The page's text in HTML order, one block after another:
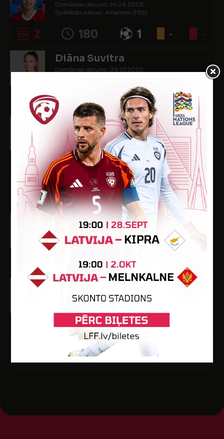
Dzimšanas datums: 24.09.2003.
Spēlētāja statuss: Amatieris (FSS)
2 180 1 - -
Diāna Suvitra
Dzimšanas datums: 09.01.2002.
- - - -
Marina Teļukeviča
Dzimšanas datums: 19.09.2005.
Spēlētāja statuss: Amatieris (FSS)
3 225 1 - -
SPĒLĒTĀJI
Tatjana Jakovele
Spēlētāja statuss: Amatieris
63
Nikola Pinčuka
Dzimšanas datums: 24.04.2007.
182 1 -